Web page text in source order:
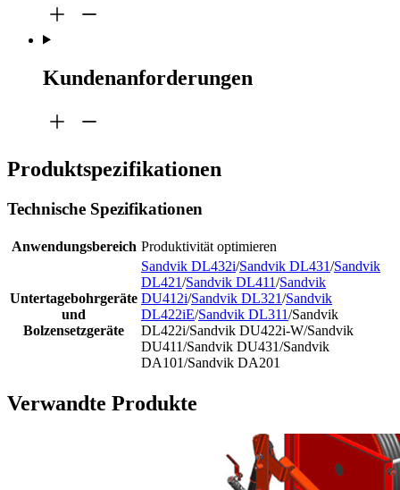
Kundenanforderungen
Produktspezifikationen
Technische Spezifikationen
Anwendungsbereich Produktivität optimieren
Untertagebohrgeräte
und
Bolzensetzgeräte
Sandvik DL432i/Sandvik DL431/Sandvik
DL421/Sandvik DL411/Sandvik
DU412i/Sandvik DL321/Sandvik
DL422iE/Sandvik DL311/Sandvik
DL422i/Sandvik DU422i-W/Sandvik
DU411/Sandvik DU431/Sandvik
DA101/Sandvik DA201
Verwandte Produkte